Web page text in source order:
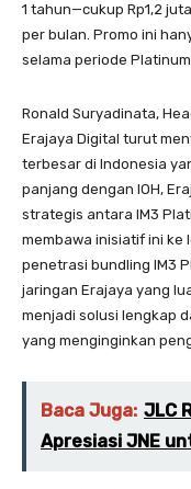
1 tahun—cukup Rp1,2
per bulan. Promo ini
selama periode
Ronald Suryadinata,
Erajaya Digital turut
terbesar di Indonesia
panjang dengan IOH,
strategis antara IM3
membawa inisiatif ini ke
penetrasi bundling IM3
jaringan Erajaya yang
menjadi solusi lengkap
yang menginginkan
Baca Juga: JLC
Apresiasi JNE